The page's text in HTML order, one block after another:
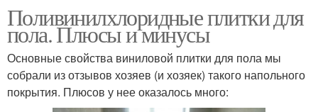
Поливинилхлоридные плитки для
пола. Плюсы и минусы
Основные свойства виниловой плитки для пола мы
собрали из отзывов хозяев (и хозяек) такого напольного
покрытия. Плюсов у нее оказалось много: